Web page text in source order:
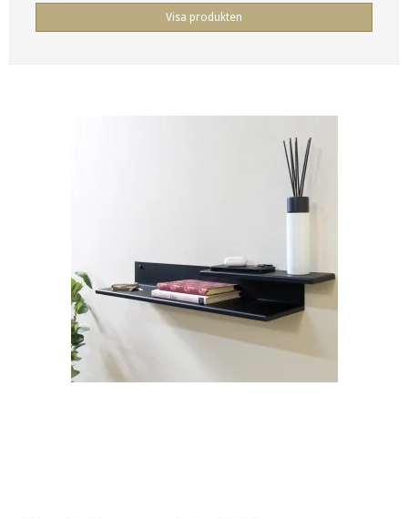
Visa produkten